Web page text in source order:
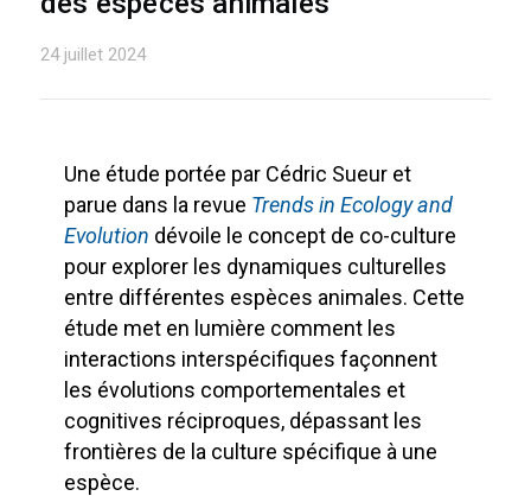
24 juillet 2024
Une étude portée par Cédric Sueur et
parue dans la revue Trends in Ecology and
Evolution dévoile le concept de co-culture
pour explorer les dynamiques culturelles
entre différentes espèces animales. Cette
étude met en lumière comment les
interactions interspécifiques façonnent
les évolutions comportementales et
cognitives réciproques, dépassant les
frontières de la culture spécifique à une
espèce.